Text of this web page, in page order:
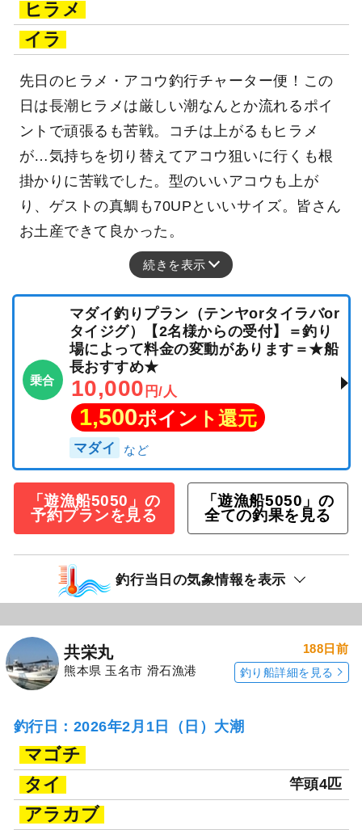
ヒラメ
イラ
先日のヒラメ・アコウ釣行チャーター便！この
日は長潮ヒラメは厳しい潮なんとか流れるポイ
ントで頑張るも苦戦。コチは上がるもヒラメ
が…気持ちを切り替えてアコウ狙いに行くも根
掛かりに苦戦でした。型のいいアコウも上が
り、ゲストの真鯛も70UPといいサイズ。皆さん
お土産できて良かった。
続きを表示
乗合
マダイ釣りプラン（テンヤorタイラバor
タイジグ）【2名様からの受付】＝釣り
場によって料金の変動があります＝★船
長おすすめ★
10,000 円/人
1,500ポイント還元
マダイ
「遊漁船5050」の
予約プランを見る
「遊漁船5050」の
全ての釣果を見る
釣行当日の気象情報を表示
共栄丸
熊本県 玉名市 滑石漁港
188日前
釣り船詳細を見る
釣行日：2026年2月1日（日）大潮
マゴチ
タイ
竿頭4匹
アラカブ